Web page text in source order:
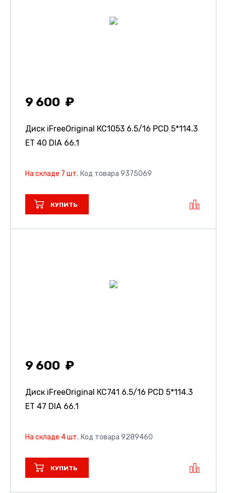
9 600
Диск iFreeOriginal КС1053 6.5/16 PCD 5*114.3
ET 40 DIA 66.1
На складе 7 шт. Код товара 9375069
КУПИТЬ
9 600
Диск iFreeOriginal КС741 6.5/16 PCD 5*114.3
ET 47 DIA 66.1
На складе 4 шт. Код товара 9289460
КУПИТЬ